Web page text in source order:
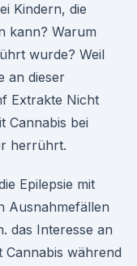
Kindern, die
kann? Warum
wurde? Weil
an dieser
Extrakte Nicht
Cannabis bei
herrührt.
Epilepsie mit
Ausnahmefällen
das Interesse an
Cannabis während